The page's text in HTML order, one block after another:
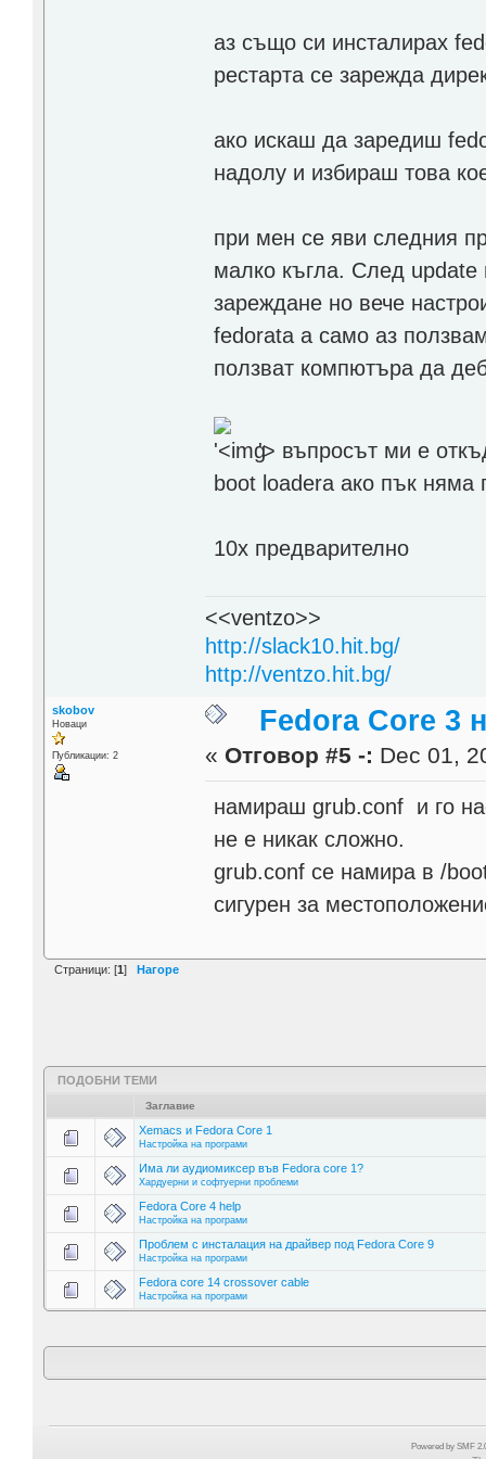
аз също си инсталирах
рестарта се зарежда
ако искаш да заредиш
надолу и избираш това
при мен се яви следния
малко къгла. След
зареждане но вече
fedorata а само аз
ползват компютъра да
'> въпросът ми е
boot loadera ако пък
10х предварително
<<ventzo>>
http://slack10.hit.bg/
http://ventzo.hit.bg/
skobov
Новаци
Публикации: 2
Fedora Core 3
« Отговор #5 -: Dec 01,
намираш grub.conf и го
не е никак сложно.
grub.conf се намира в /
сигурен за
Страници: [1 ] Нагоре
ПОДОБНИ ТЕМИ
Заглавие
Xemacs и Fedora Core 1
Настройка на програми
Има ли аудиомиксер във Fedora core 1?
Хардуерни и софтуерни проблеми
Fedora Core 4 help
Настройка на програми
Проблем с инсталация на драйвер под Fedora Core 9
Настройка на програми
Fedora core 14 crossover cable
Настройка на програми
Powered by SMF